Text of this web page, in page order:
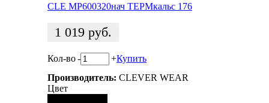
CLE MP600320нач ТЕРМкальс 176
1 019 руб.
Кол-во- +Купить
Производитель: CLEVER WEAR
Цвет